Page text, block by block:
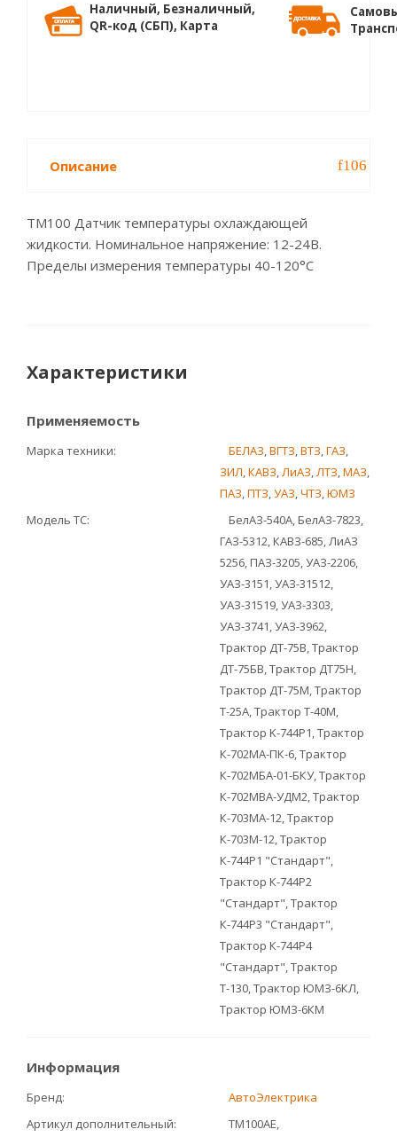
Наличный, Безналичный,
QR-код (СБП), Карта
Описание
ТМ100 Датчик температуры охлаждающей
жидкости. Номинальное напряжение: 12-24В.
Пределы измерения температуры 40-120°С
Характеристики
Применяемость
Марка техники БЕЛАЗ,ВГТЗ,ВТЗ,ГАЗ,
ЗИЛ,КАВЗ,ЛиАЗ,ЛТЗ,МАЗ,
ПАЗ,ПТЗ,УАЗ,ЧТЗ,ЮМЗ
Модель ТС
БелАЗ-540А, БелАЗ-7823,
ГАЗ-5312, КАВЗ-685, ЛиАЗ
5256, ПАЗ-3205, УАЗ-2206,
УАЗ-3151, УАЗ-31512,
УАЗ-31519, УАЗ-3303,
УАЗ-3741, УАЗ-3962,
Трактор ДТ-75В, Трактор
ДТ-75БВ, Трактор ДТ75Н,
Трактор ДТ-75М, Трактор
Т-25А, Трактор Т-40М,
Трактор K-744P1, Трактор
К-702МА-ПК-6, Трактор
К-702МБА-01-БКУ, Трактор
К-702МВА-УДМ2, Трактор
К-703МА-12, Трактор
К-703М-12, Трактор
К-744Р1 "Стандарт",
Трактор К-744Р2
"Стандарт", Трактор
К-744Р3 "Стандарт",
Трактор К-744Р4
"Стандарт", Трактор
Т-130, Трактор ЮМЗ-6КЛ,
Трактор ЮМЗ-6КМ
Информация
Бренд
АвтоЭлектрика
Артикул дополнительный
ТМ100AE,